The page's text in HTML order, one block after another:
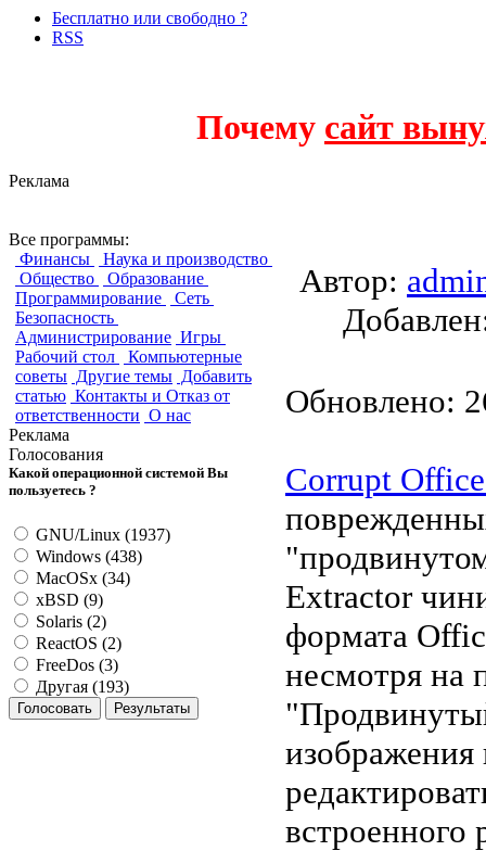
Бесплатно или свободно ?
RSS
Почему сайт
Реклама
Все программы:
Финансы
Наука и производство
Общество
Образование
Программирование
Сеть
Безопасность
Администрирование Игры
Рабочий стол
Компьютерные
советы Другие темы Добавить
статью Контакты и Отказ от
ответственности О нас
Реклама
Голосования
Какой операционной системой Вы
пользуетесь ?
GNU/Linux (1937)
Windows (438)
MacOSx (34)
xBSD (9)
Solaris (2)
ReactOS (2)
FreeDos (3)
Другая (193)
Автор:
Обновлено:
Corrupt
Extractor
формата
несмотря на
встроенного